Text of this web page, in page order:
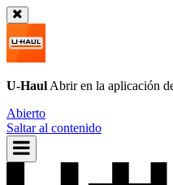
U-Haul Abrir en la aplicación
Abierto
Saltar al contenido